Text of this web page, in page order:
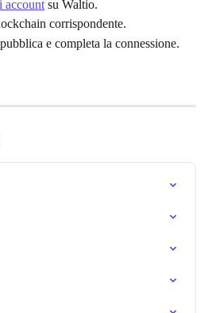
account su Waltio.
corrispondente.
e completa la connessione.